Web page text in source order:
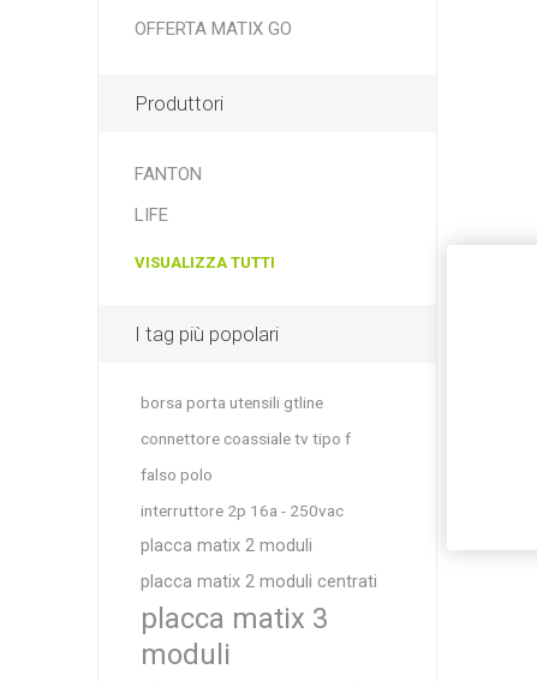
OFFERTA MATIX GO
Produttori
FANTON
LIFE
VISUALIZZA TUTTI
I tag più popolari
borsa porta utensili gtline
connettore coassiale tv tipo f
falso polo
interruttore 2p 16a - 250vac
placca matix 2 moduli
placca matix 2 moduli centrati
placca matix 3
moduli